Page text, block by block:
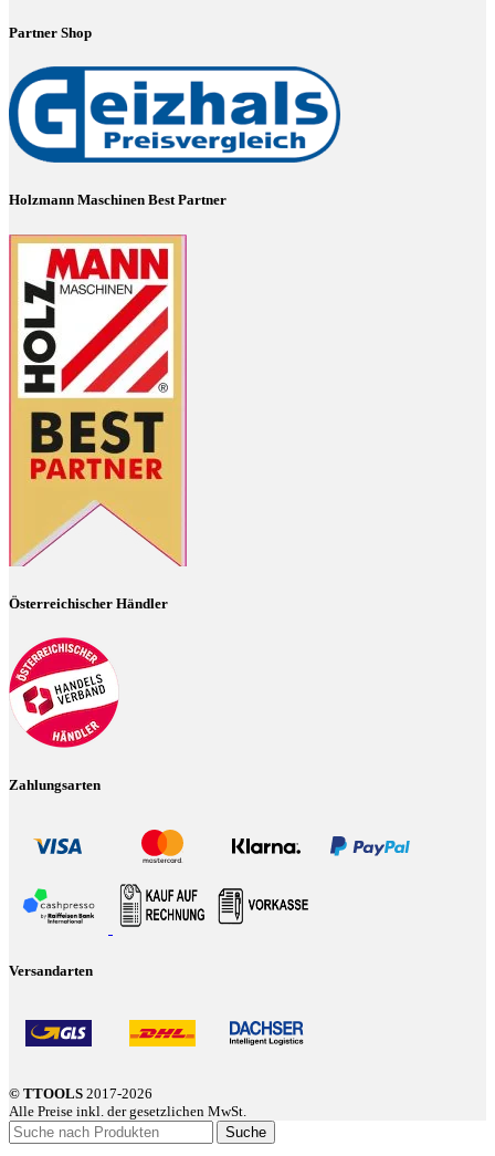
Partner Shop
Holzmann Maschinen Best Partner
Österreichischer Händler
Zahlungsarten
Versandarten
© TTOOLS 2017-2026
Alle Preise inkl. der gesetzlichen MwSt.
Suche